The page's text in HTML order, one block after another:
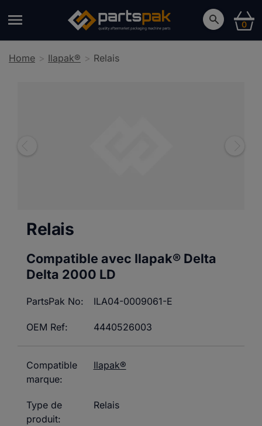
0
Home Ilapak® Relais
Relais
Compatible avec Ilapak® Delta
Delta 2000 LD
PartsPak No: ILA04-0009061-E
OEM Ref: 4440526003
Compatible
marque:
Ilapak®
Type de
produit:
Relais